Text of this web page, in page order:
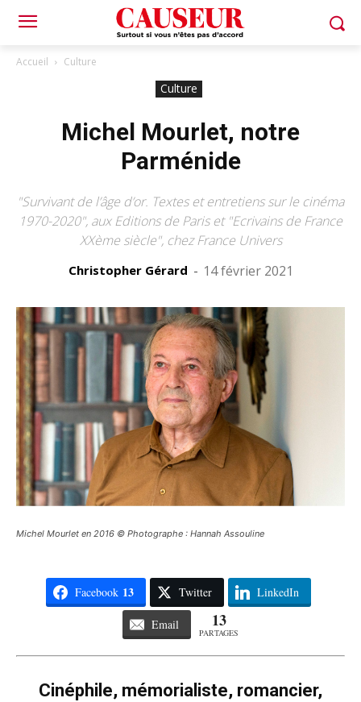
Accueil Culture
Culture
Michel Mourlet, notre
Parménide
"Survivant de l’âge d’or. Textes et entretiens sur le cinéma
1970-2020", aux Editions de Paris et "Ecrivains de France
XXème siècle", chez France Univers
Christopher Gérard - 14 février 2021
Michel Mourlet en 2016 © Photographe : Hannah Assouline
Facebook 13 Twitter LinkedIn
Email 13
PARTAGES
Cinéphile, mémorialiste, romancier,